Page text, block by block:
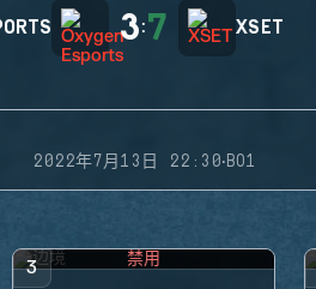
3:7 XSET
2022年7月13日 22:30·BO1
3 禁用